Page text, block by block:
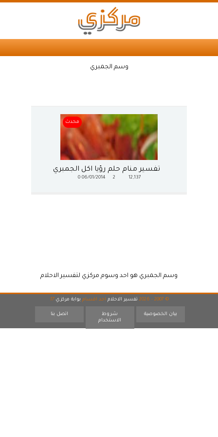
وسم الجمبري
محدث
تفسير منام حلم رؤيا اكل الجمبري
12,137
06/01/2014
0
وسم الجمبري هو احد وسوم مركزي لتفسير الاحلام
© 2007 - 2026 تفسير الاحلام احد اقسام بوابة مركزي 17
بيان الخصوصية
شروط
الاستخدام
اتصل بنا